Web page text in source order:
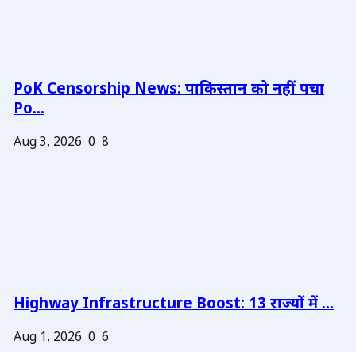
PoK Censorship News: पाकिस्तान को नहीं पचा
Po...
Aug 3, 2026 0 8
Highway Infrastructure Boost: 13 राज्यों में ...
Aug 1, 2026 0 6